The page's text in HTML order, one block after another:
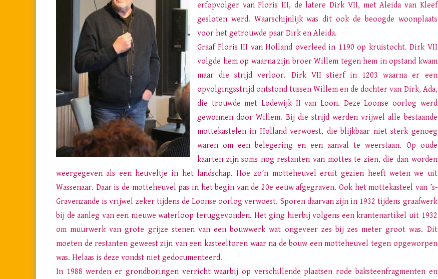
erfopvolger van Floris III, de latere Dirk VII, met Aleida van Kleef
gesloten werd. Waarschijnlijk was dit ook de beoogde woonplaats
voor het getrouwde paar Dirk en Aleida.
Graaf Floris III van Holland overleed in 1190 op kruistocht. Dirk VII
volgde hem op waarna zijn broer Willem tegen hem in opstand kwam
maar die strijd verloor. Dirk VII stierf in 1203 waarna er een
opvolgingsstrijd ontstond tussen Willem en de dochter van Dirk, Ada,
die trouwde met Lodewijk II van Loon. Deze Loonse oorlog werd
gewonnen door Willem. Bij die strijd werden vrijwel alle bestaande
mottekastelen in Holland verwoest, die blijkbaar niet sterk genoeg
waren om een belegering en een aanval te weerstaan. Op oude
kaarten zijn soms nog restanten van mottes te zien, die dan worden
weergegeven als een heuveltje in het landschap. Hoe zo’n motteheuvel eruit gezien heeft weten we uit
Wassenaar. Daar is de motteheuvel pas in het begin van de 20e eeuw afgegraven. Ook het mottekasteel van ’s-
Gravenzande is vrijwel zeker tijdens de Loonse oorlog verwoest. Sporen daarvan zijn in 1932 tijdens graafwerk
bij de aanleg van een nieuwe waterloop teruggevonden. Het ging hierbij volgens een krantenartikel uit 1932
om muurwerk van grote grijze stenen van een bouwwerk wat ongeveer zes bij zes meter groot was. Dit
moeten de restanten geweest zijn van een kasteeltoren waar na de bouw een motteheuvel tegen opgeworpen
was. Helaas is deze vondst niet gedocumenteerd.
In 1988 werden er grondboringen verricht waarbij op verschillende plaatsen rode baksteenfragmenten en